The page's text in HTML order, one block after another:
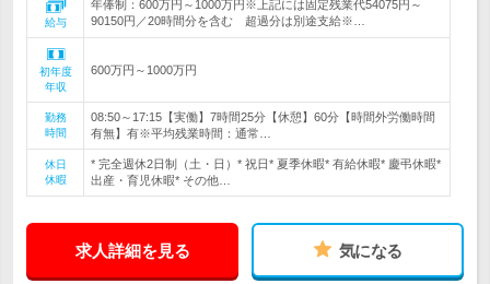
給与
年俸制：600万円～1000万円※上記には固定残業代54075円～
90150円／20時間分を含む 超過分は別途支給※…
初年度
年収
600万円～1000万円
勤務
時間
08:50～17:15【実働】7時間25分【休憩】60分【時間外労働時間
有無】有※平均残業時間：通常…
休日
休暇
* 完全週休2日制（土・日）* 祝日* 夏季休暇* 有給休暇* 慶弔休暇*
出産・育児休暇* その他…
求人詳細を見る 気になる